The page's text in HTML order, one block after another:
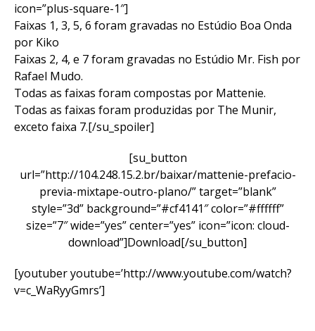
icon=”plus-square-1″]
Faixas 1, 3, 5, 6 foram gravadas no Estúdio Boa Onda
por Kiko
Faixas 2, 4, e 7 foram gravadas no Estúdio Mr. Fish por
Rafael Mudo.
Todas as faixas foram compostas por Mattenie.
Todas as faixas foram produzidas por The Munir,
exceto faixa 7.[/su_spoiler]
[su_button
url=”http://104.248.15.2.br/baixar/mattenie-prefacio-
previa-mixtape-outro-plano/” target=”blank”
style=”3d” background=”#cf4141″ color=”#ffffff”
size=”7″ wide=”yes” center=”yes” icon=”icon: cloud-
download”]Download[/su_button]
[youtuber youtube=’http://www.youtube.com/watch?
v=c_WaRyyGmrs’]